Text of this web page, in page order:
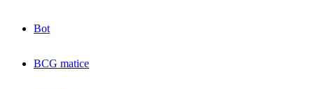
Bot
BCG matice